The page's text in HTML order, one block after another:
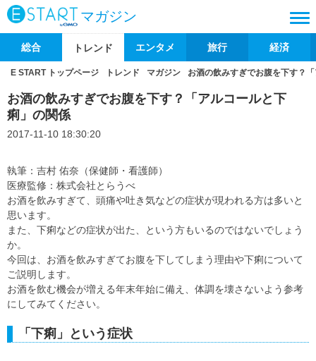
マガジン
総合 トレンド エンタメ 旅行 経済
E START トップページ トレンド マガジン お酒の飲みすぎでお腹を下す？
お酒の飲みすぎでお腹を下す？「アルコールと下
痢」の関係
2017-11-10 18:30:20
執筆：吉村 佑奈（保健師・看護師）
医療監修：株式会社とらうべ
お酒を飲みすぎて、頭痛や吐き気などの症状が現われる方は多いと
思います。
また、下痢などの症状が出た、という方もいるのではないでしょう
か。
今回は、お酒を飲みすぎてお腹を下してしまう理由や下痢について
ご説明します。
お酒を飲む機会が増える年末年始に備え、体調を壊さないよう参考
にしてみてください。
「下痢」という症状